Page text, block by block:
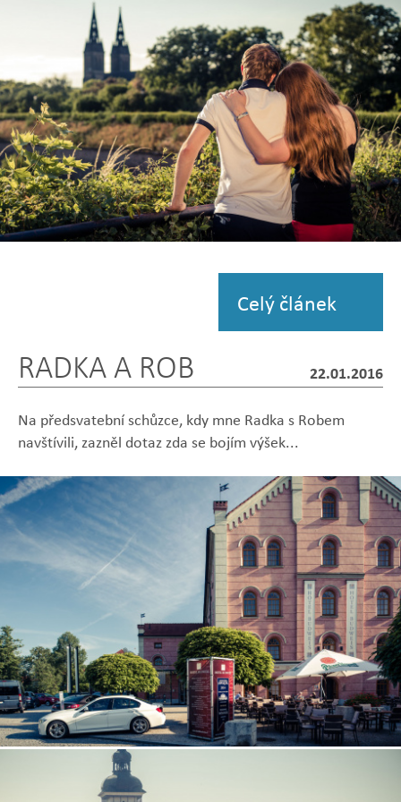
Zobrazit
fotografii
Zobrazit
fotografii
Zobrazit
fotografii
Zobrazit
fotografii
Zobrazit
fotografii
Celý článek
RADKA A ROB 22.01.2016
Na předsvatební schůzce, kdy mne Radka s Robem
navštívili, zazněl dotaz zda se bojím výšek...